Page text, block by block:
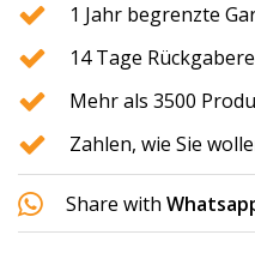
1 Jahr begrenzte
14 Tage
Mehr als 3500
Zahlen, wie Sie
Share with